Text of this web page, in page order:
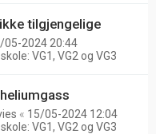
tilgjengelige
05-2024 20:44
VG1, VG2 og VG3
« 15/05-2024 12:04
VG1, VG2 og VG3